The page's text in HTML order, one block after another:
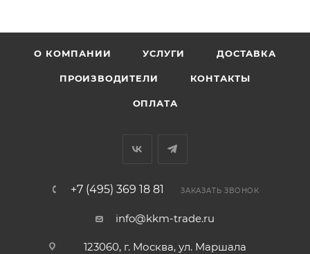
О КОМПАНИИ УСЛУГИ ДОСТАВКА
ПРОИЗВОДИТЕЛИ КОНТАКТЫ
ОПЛАТА
+7 (495) 369 18 81 ЗАКАЗАТЬ ЗВОНОК
info@kkm-trade.ru
123060, г. Москва, ул. Маршала